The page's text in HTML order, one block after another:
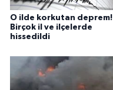
O ilde korkutan deprem!
Birçok il ve ilçelerde
hissedildi